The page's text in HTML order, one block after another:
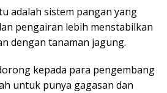
adalah sistem pangan yang
pengairan lebih menstabilkan
dengan tanaman jagung.
kepada para pengembang
untuk punya gagasan dan